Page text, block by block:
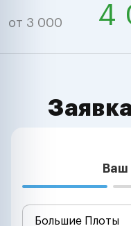
от 3 000 4
Ваш